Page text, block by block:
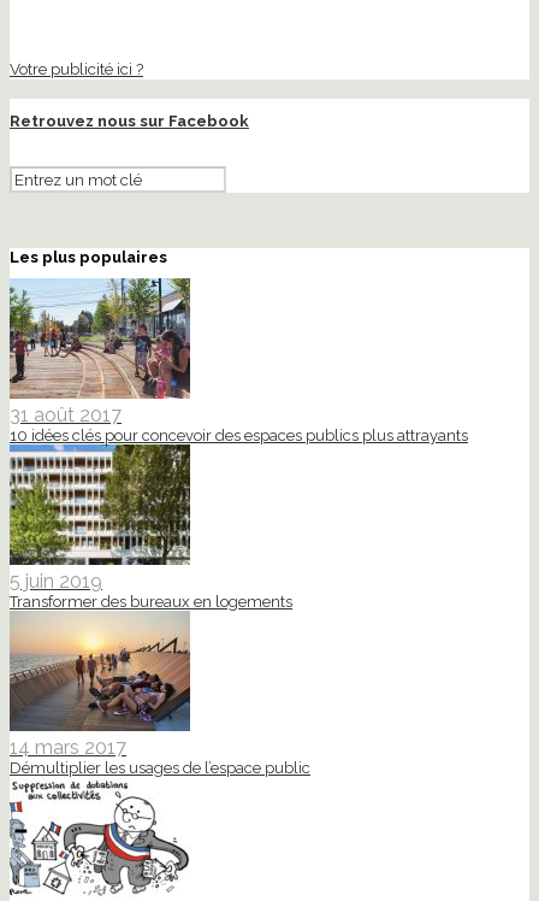
Votre publicité ici ?
Retrouvez nous sur Facebook
Les plus populaires
31 août 2017
10 idées clés pour concevoir des espaces publics plus attrayants
5 juin 2019
Transformer des bureaux en logements
14 mars 2017
Démultiplier les usages de l’espace public